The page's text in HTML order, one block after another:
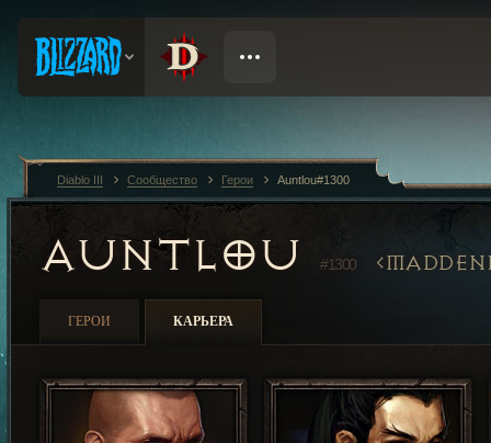
AUNTLOU #1300
ГЕРОИ КАРЬЕРА
Diablo III Сообщество Герои Auntlou#1300